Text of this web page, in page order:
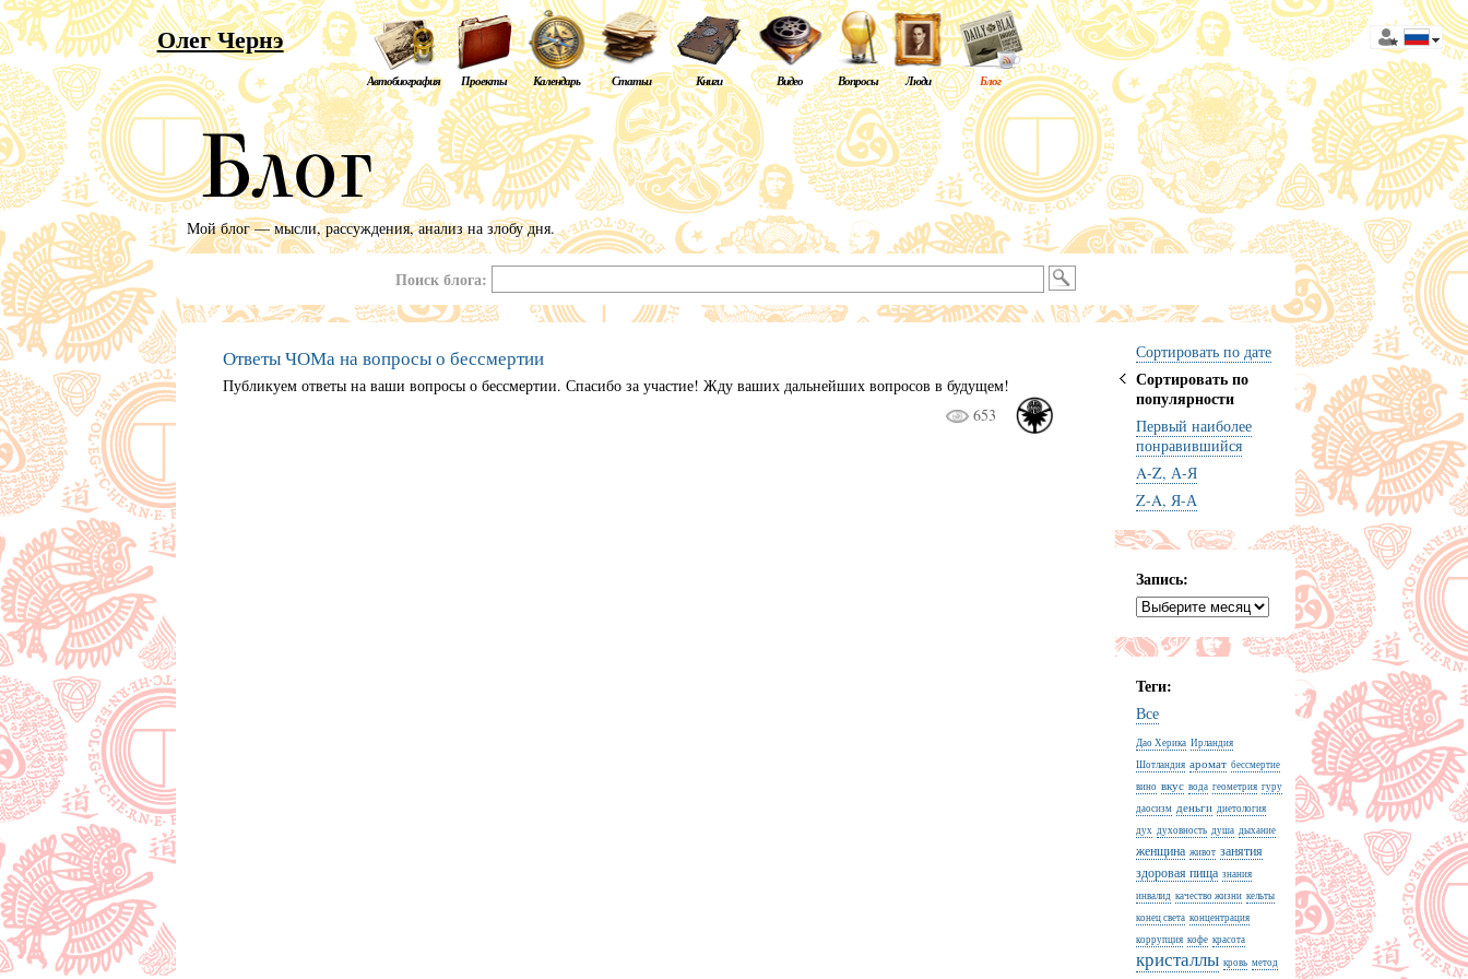
Олег Чернэ
Автобиография Проекты Календарь Статьи Книги Видео Вопросы Люди Блог
Мой блог — мысли, рассуждения, анализ на злобу дня.
Поиск блога:
Сортировать по дате
Сортировать по
популярности
Первый наиболее
понравившийся
A-Z, А-Я
Z-A, Я-А
Запись:
Теги:
Все
Дао Херика Ирландия
Шотландия аромат бессмертие
вино вкус вода геометрия гуру
даосизм деньги диетология
дух духовность душа дыхание
женщина живот занятия
здоровая пища знания
инвалид качество жизни кельты
конец света концентрация
коррупция кофе красота
кристаллы кровь метод
Ответы ЧОМа на вопросы о бессмертии
Публикуем ответы на ваши вопросы о бессмертии. Спасибо за участие! Жду ваших дальнейших вопросов в будущем!
653